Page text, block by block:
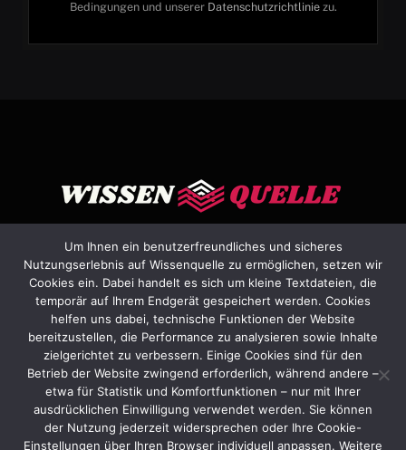
Bedingungen und unserer Datenschutzrichtliniezu.
FacebookX
(Twitter)
InstagramPinterestYouTube Dribbble
HEIM ÜBER UNS KONTAKTIEREN SIE UNS
ALLGEMEINE GESCHÄFTSBEDINGUNGEN
IMPRESSUM
Um Ihnen ein benutzerfreundliches und sicheres
Nutzungserlebnis auf Wissenquelle zu ermöglichen, setzen wir
Cookies ein. Dabei handelt es sich um kleine Textdateien, die
temporär auf Ihrem Endgerät gespeichert werden. Cookies
helfen uns dabei, technische Funktionen der Website
bereitzustellen, die Performance zu analysieren sowie Inhalte
zielgerichtet zu verbessern. Einige Cookies sind für den
Betrieb der Website zwingend erforderlich, während andere –
etwa für Statistik und Komfortfunktionen – nur mit Ihrer
ausdrücklichen Einwilligung verwendet werden. Sie können
der Nutzung jederzeit widersprechen oder Ihre Cookie-
Einstellungen über Ihren Browser individuell anpassen. Weitere